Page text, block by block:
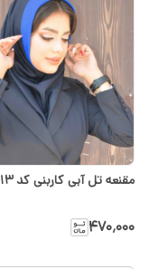
مقنعه تل آبی کاربنی کد 13
۴۷۰٬۰۰۰